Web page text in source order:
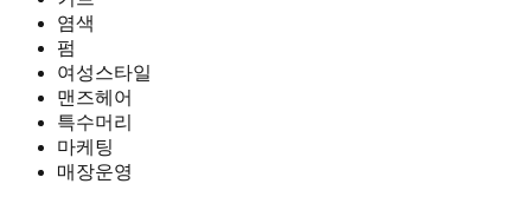
염색
펌
여성스타일
맨즈헤어
특수머리
마케팅
매장운영